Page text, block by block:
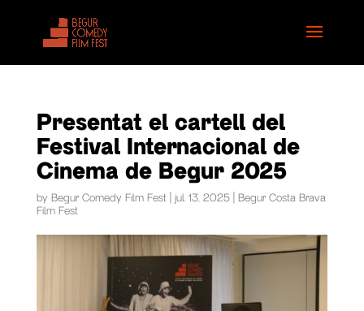
Presentat el cartell del
Festival Internacional de
Cinema de Begur 2025
by Begur Comedy Film Fest| jul. 13, 2025| Begur Costa Brava
Film Fest